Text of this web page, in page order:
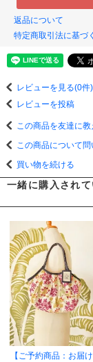
返品について
特定商取引法に基づ
レビューを見る(0件)
レビューを投稿
この商品を友達に教
この商品について問
買い物を続ける
一緒に購入され
【ご予約商品：お届